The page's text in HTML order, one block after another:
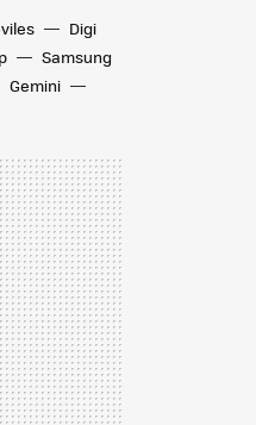
Digi
Samsung
Gemini